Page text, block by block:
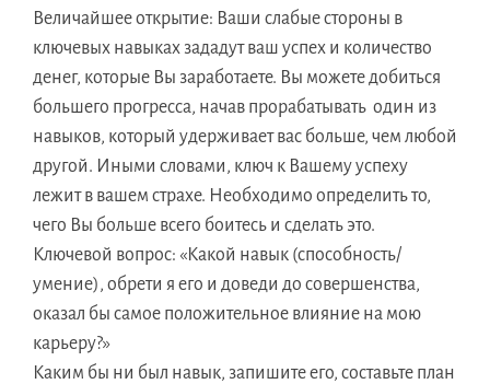
Величайшее открытие: Ваши слабые стороны в
ключевых навыках зададут ваш успех и количество
денег, которые Вы заработаете. Вы можете добиться
большего прогресса, начав прорабатывать один из
навыков, который удерживает вас больше, чем любой
другой. Иными словами, ключ к Вашему успеху
лежит в вашем страхе. Необходимо определить то,
чего Вы больше всего боитесь и сделать это.
Ключевой вопрос: «Какой навык (способность/
умение), обрети я его и доведи до совершенства,
оказал бы самое положительное влияние на мою
карьеру?»
Каким бы ни был навык, запишите его, составьте план